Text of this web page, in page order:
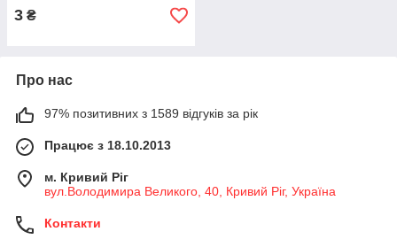
3 ₴
Про нас
97% позитивних з 1589 відгуків за рік
Працює з 18.10.2013
м. Кривий Ріг
вул.Володимира Великого, 40, Кривий Ріг, Україна
Контакти